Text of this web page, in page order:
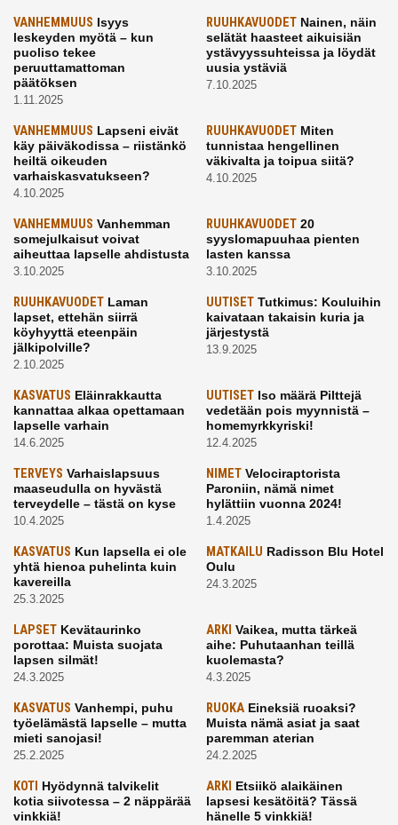
VANHEMMUUS Isyys
leskeyden myötä – kun
puoliso tekee
peruuttamattoman
päätöksen
1.11.2025
RUUHKAVUODETNainen, näin
selätät haasteet aikuisiän
ystävyyssuhteissa ja löydät
uusia ystäviä
7.10.2025
VANHEMMUUS Lapseni eivät
käy päiväkodissa – riistänkö
heiltä oikeuden
varhaiskasvatukseen?
4.10.2025
RUUHKAVUODETMiten
tunnistaa hengellinen
väkivalta ja toipua siitä?
4.10.2025
VANHEMMUUS Vanhemman
somejulkaisut voivat
aiheuttaa lapselle ahdistusta
3.10.2025
RUUHKAVUODET20
syyslomapuuhaa pienten
lasten kanssa
3.10.2025
RUUHKAVUODET Laman
lapset, ettehän siirrä
köyhyyttä eteenpäin
jälkipolville?
2.10.2025
UUTISETTutkimus: Kouluihin
kaivataan takaisin kuria ja
järjestystä
13.9.2025
KASVATUS Eläinrakkautta
kannattaa alkaa opettamaan
lapselle varhain
14.6.2025
UUTISETIso määrä Pilttejä
vedetään pois myynnistä –
homemyrkkyriski!
12.4.2025
TERVEYS Varhaislapsuus
maaseudulla on hyvästä
terveydelle – tästä on kyse
10.4.2025
NIMETVelociraptorista
Paroniin, nämä nimet
hylättiin vuonna 2024!
1.4.2025
KASVATUS Kun lapsella ei ole
yhtä hienoa puhelinta kuin
kavereilla
25.3.2025
MATKAILU Radisson Blu Hotel
Oulu
24.3.2025
LAPSET Kevätaurinko
porottaa: Muista suojata
lapsen silmät!
24.3.2025
ARKI Vaikea, mutta tärkeä
aihe: Puhutaanhan teillä
kuolemasta?
4.3.2025
KASVATUS Vanhempi, puhu
työelämästä lapselle – mutta
mieti sanojasi!
25.2.2025
RUOKAEineksiä ruoaksi?
Muista nämä asiat ja saat
paremman aterian
24.2.2025
KOTI Hyödynnä talvikelit
kotia siivotessa – 2 näppärää
vinkkiä!
ARKI Etsiikö alaikäinen
lapsesi kesätöitä? Tässä
hänelle 5 vinkkiä!